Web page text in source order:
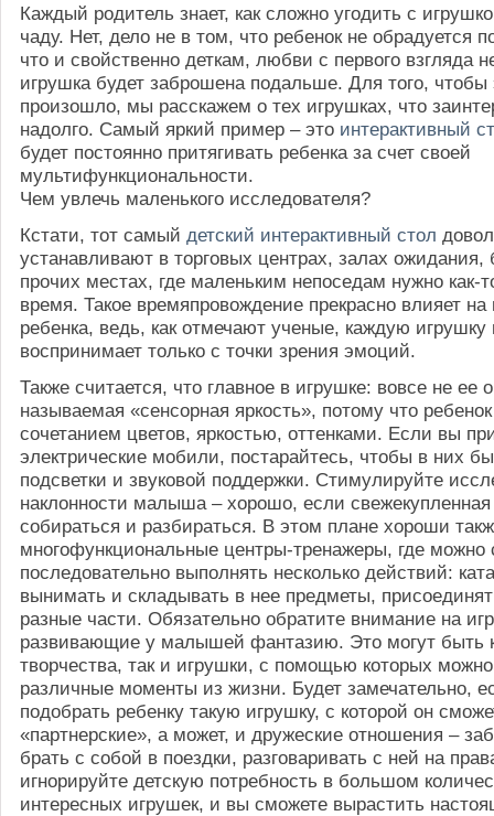
Каждый родитель знает, как сложно угодить с
чаду. Нет, дело не в том, что ребенок не обрадуется
что и свойственно деткам, любви с первого взгляда
игрушка будет заброшена подальше. Для того, чтобы
произошло, мы расскажем о тех игрушках, что
надолго. Самый яркий пример – это интерактивный
будет постоянно притягивать ребенка за счет своей
мультифункциональности.
Чем увлечь маленького исследователя?
Кстати, тот самый детский интерактивный стол
устанавливают в торговых центрах, залах ожидания,
прочих местах, где маленьким непоседам нужно как-
время. Такое времяпровождение прекрасно влияет на
ребенка, ведь, как отмечают ученые, каждую
воспринимает только с точки зрения эмоций.
Также считается, что главное в игрушке: вовсе не ее
называемая «сенсорная яркость», потому что
сочетанием цветов, яркостью, оттенками. Если вы
электрические мобили, постарайтесь, чтобы в них
подсветки и звуковой поддержки. Стимулируйте
наклонности малыша – хорошо, если
собираться и разбираться. В этом плане хороши
многофункциональные центры-тренажеры, где можно
последовательно выполнять несколько действий:
вынимать и складывать в нее предметы,
разные части. Обязательно обратите внимание на
развивающие у малышей фантазию. Это могут быть
творчества, так и игрушки, с помощью которых
различные моменты из жизни. Будет замечательно,
подобрать ребенку такую игрушку, с которой он
«партнерские», а может, и дружеские отношения –
брать с собой в поездки, разговаривать с ней на
игнорируйте детскую потребность в большом
интересных игрушек, и вы сможете вырастить